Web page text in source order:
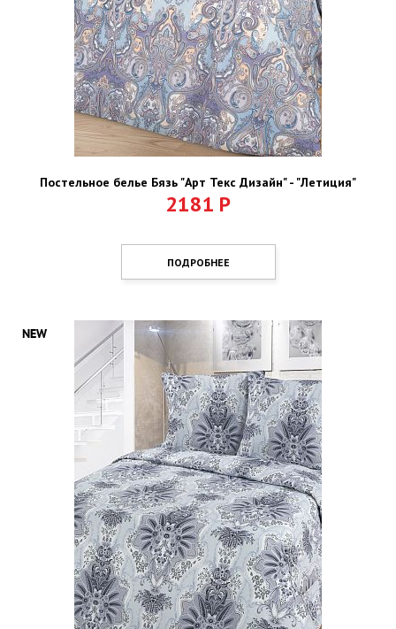
Постельное белье Бязь "Арт Текс Дизайн" - "Летиция"
2181 Р
ПОДРОБНЕЕ